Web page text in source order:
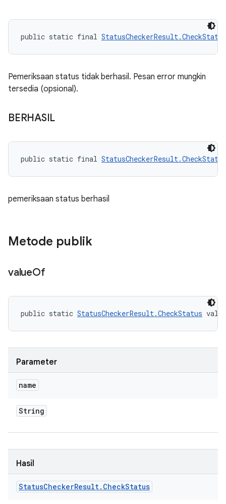
public static final StatusCheckerResult.CheckStatus
Pemeriksaan status tidak berhasil. Pesan error mungkin
tersedia (opsional).
BERHASIL
public static final StatusCheckerResult.CheckStatus
pemeriksaan status berhasil
Metode publik
valueOf
public static StatusCheckerResult.CheckStatus
Parameter
name
String
Hasil
StatusCheckerResult. CheckStatus